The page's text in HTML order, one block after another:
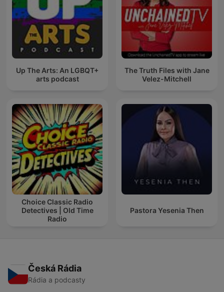
Up The Arts: An LGBQT+
arts podcast
The Truth Files with Jane
Velez-Mitchell
Choice Classic Radio
Detectives | Old Time
Radio
Pastora Yesenia Then
Česká Rádia
Rádia a podcasty